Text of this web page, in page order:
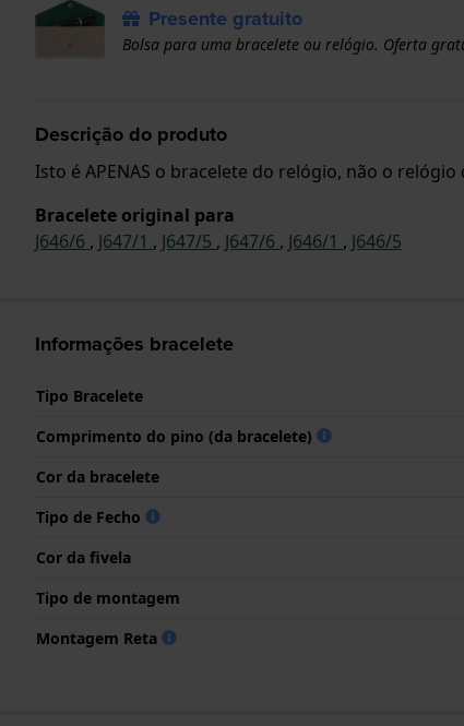
Presente gratuito
Bolsa para uma bracelete ou relógio. Oferta
Descrição do produto
Isto é APENAS o bracelete do relógio, não o relógio
Bracelete original para
J646/6 , J647/1 , J647/5 , J647/6 , J646/1 , J646/5
Informações bracelete
Tipo Bracelete
Comprimento do pino (da bracelete)
Cor da bracelete
Tipo de Fecho
Cor da fivela
Tipo de montagem
Montagem Reta